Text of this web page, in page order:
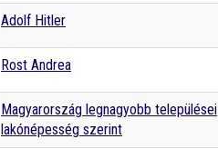
Adolf Hitler
Rost Andrea
Magyarország legnagyobb települései
lakónépesség szerint